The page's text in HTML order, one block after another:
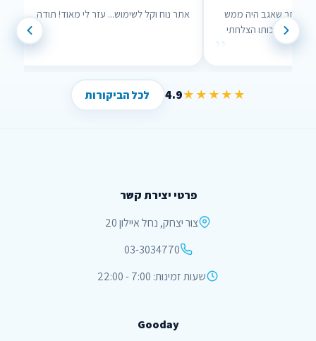
אתר נוח וקל לשימוש... עזר לי מאוד! תודה
”
האתר שאגב היה ממש
לי , בזכותו הצלחתי
★★★★★
4.9 לכל הביקורות
פרטי יצירת קשר
צור יצחק, נחל איילון 20
03-3034770
שעות זמינות: 7:00 - 22:00
Gooday